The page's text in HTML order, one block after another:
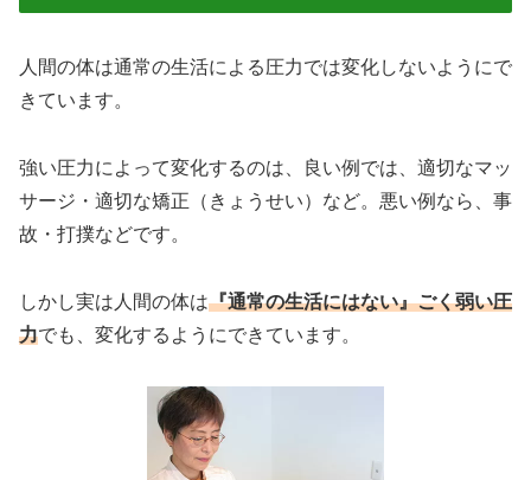
人間の体は通常の生活による圧力では変化しないようにで
きています。
強い圧力によって変化するのは、良い例では、適切なマッ
サージ・適切な矯正（きょうせい）など。悪い例なら、事
故・打撲などです。
しかし実は人間の体は『通常の生活にはない』ごく弱い圧
力でも、変化するようにできています。